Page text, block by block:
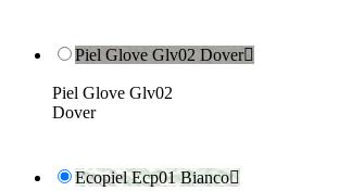
Piel Glove Glv02 Dover
Piel Glove Glv02
Dover
Ecopiel Ecp01 Bianco